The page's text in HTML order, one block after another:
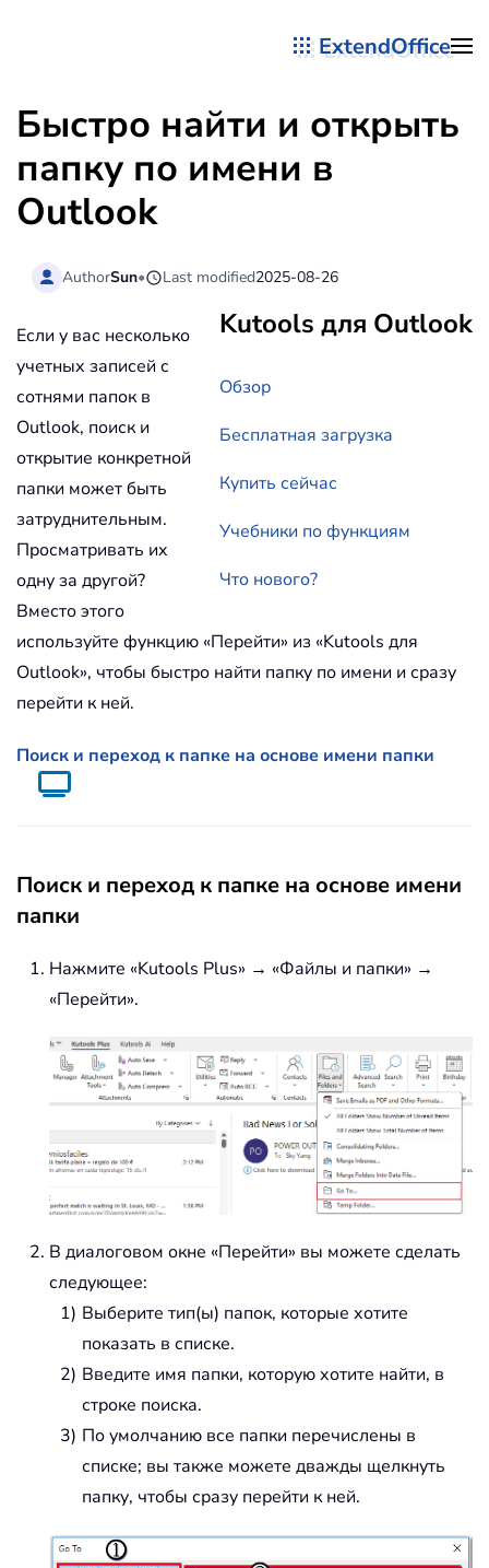
ExtendOffice
Быстро найти и открыть
папку по имени в
Outlook
AuthorSun• Last modified2025-08-26
Kutools для Outlook
Обзор
Бесплатная загрузка
Купить сейчас
Учебники по функциям
Что нового?
Если у вас несколько
учетных записей с
сотнями папок в
Outlook, поиск и
открытие конкретной
папки может быть
затруднительным.
Просматривать их
одну за другой?
Вместо этого
используйте функцию «Перейти» из «Kutools для
Outlook», чтобы быстро найти папку по имени и сразу
перейти к ней.
Поиск и переход к папке на основе имени папки
Поиск и переход к папке на основе имени
папки
Нажмите «Kutools Plus» → «Файлы и папки» →
«Перейти».
В диалоговом окне «Перейти» вы можете сделать
следующее:
Выберите тип(ы) папок, которые хотите
показать в списке.
Введите имя папки, которую хотите найти, в
строке поиска.
По умолчанию все папки перечислены в
списке; вы также можете дважды щелкнуть
папку, чтобы сразу перейти к ней.